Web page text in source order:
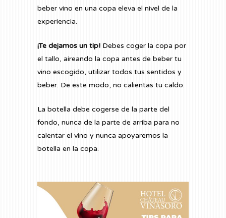
beber vino en una copa eleva el nivel de la
experiencia.
¡Te dejamos un tip! Debes coger la copa por
el tallo, aireando la copa antes de beber tu
vino escogido, utilizar todos tus sentidos y
beber. De este modo, no calientas tu caldo.
La botella debe cogerse de la parte del
fondo, nunca de la parte de arriba para no
calentar el vino y nunca apoyaremos la
botella en la copa.